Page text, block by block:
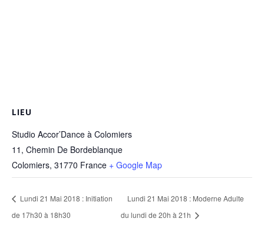
LIEU
Studio Accor’Dance à Colomiers
11, Chemin De Bordeblanque
Colomiers, 31770 France + Google Map
Lundi 21 Mai 2018 : Initiation
de 17h30 à 18h30
Lundi 21 Mai 2018 : Moderne Adulte
du lundi de 20h à 21h